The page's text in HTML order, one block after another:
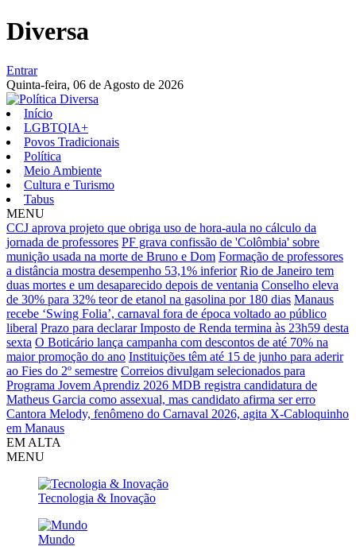
Diversa
Entrar
Quinta-feira, 06 de Agosto de 2026
Início
LGBTQIA+
Povos Tradicionais
Política
Meio Ambiente
Cultura e Turismo
Tabus
MENU
CCJ aprova projeto que obriga uso de hora-aula no cálculo da
jornada de professores PF grava confissão de 'Colômbia' sobre
munição usada na morte de Bruno e Dom Formação de professores
a distância mostra desempenho 53,1% inferior Rio de Janeiro tem
duas mortes e um desaparecido depois de ventania Conselho eleva
de 30% para 32% teor de etanol na gasolina por 180 dias Manaus
recebe ‘Swing Folia’, carnaval fora de época voltado ao público
liberal Prazo para declarar Imposto de Renda termina às 23h59 desta
sexta O Boticário lança campanha com descontos de até 70% na
maior promoção do ano Instituições têm até 15 de junho para aderir
ao Fies do 2º semestre Correios divulgam selecionados para
Programa Jovem Aprendiz 2026 MDB registra candidatura de
Matheus Garcia como assexual, mas candidato afirma ser erro
Cantora Melody, fenômeno do Carnaval 2026, agita X-Cabloquinho
em Manaus
EM ALTA
MENU
Tecnologia & Inovação
Mundo